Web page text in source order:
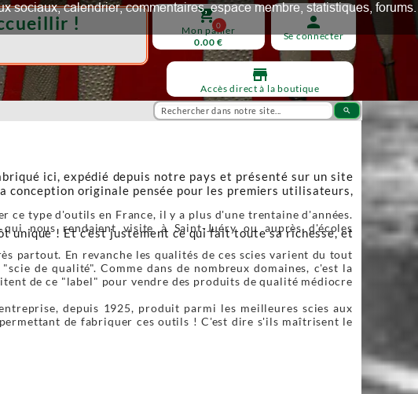
search
person
Se connecter
shopping_cart
0
Mon panier
0.00 €
ce type d'outils en France, il y a plus d'une trentaine d'années.
nous rendaient visite à Saint-Juéry ou auprès d'écoles
partout. En revanche les qualités de ces scies varient du tout
de qualité". Comme dans de nombreux domaines, c'est la
de ce "label" pour vendre des produits de qualité médiocre
depuis 1925, produit parmi les meilleures scies aux
de fabriquer ces outils ! C'est dire s'ils maîtrisent le
!
store
Accès direct à la boutique
ici, expédié depuis notre pays et présenté sur un site
conception originale pensée pour les premiers utilisateurs,
unique ! Et c’est justement ce qui fait toute sa richesse, et
calendrier, commentaires, espace membre, statistiques, forums.